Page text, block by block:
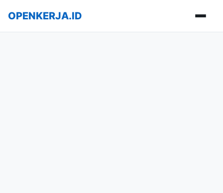
OPENKERJA.ID